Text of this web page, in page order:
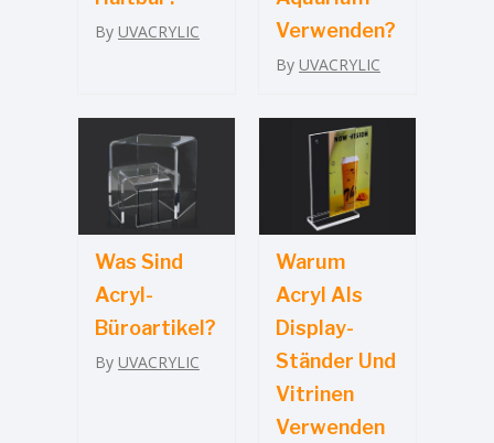
By UVACRYLIC
Verwenden?
By UVACRYLIC
Was Sind
Acryl-
Büroartikel?
By UVACRYLIC
Warum
Acryl Als
Display-
Ständer Und
Vitrinen
Verwenden